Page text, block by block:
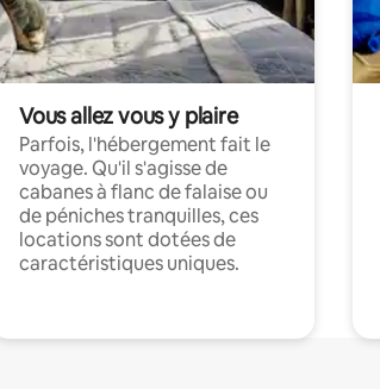
Vous allez vous y plaire
Parfois, l'hébergement fait le
voyage. Qu'il s'agisse de
cabanes à flanc de falaise ou
de péniches tranquilles, ces
locations sont dotées de
caractéristiques uniques.